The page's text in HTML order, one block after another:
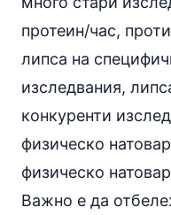
протеин/час,
липса на
изследвания,
конкуренти
физическо
физическо
Важно е да